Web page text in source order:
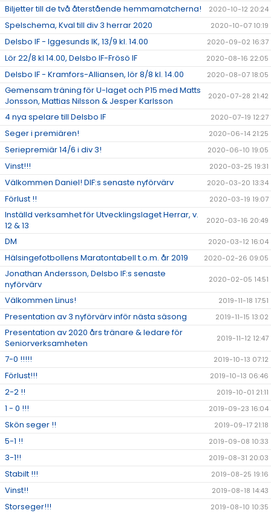
Biljetter till de två återstående hemmamatcherna! 2020-10-12 20:24
Spelschema, Kval till div 3 herrar 2020 2020-10-07 10:19
Delsbo IF - Iggesunds IK, 13/9 kl. 14.00 2020-09-02 16:37
Lör 22/8 kl 14.00, Delsbo IF-Frösö IF 2020-08-16 22:05
Delsbo IF - Kramfors-Alliansen, lör 8/8 kl. 14.00 2020-08-07 18:05
Gemensam träning för U-laget och P15 med Matts
Jonsson, Mattias Nilsson & Jesper Karlsson
2020-07-28 21:42
4 nya spelare till Delsbo IF 2020-07-19 12:27
Seger i premiären! 2020-06-14 21:25
Seriepremiär 14/6 i div 3! 2020-06-10 19:05
Vinst!!! 2020-03-25 19:31
Välkommen Daniel! DIF:s senaste nyförvärv 2020-03-20 13:34
Förlust !! 2020-03-19 19:07
Inställd verksamhet för Utvecklingslaget Herrar, v.
12 & 13
2020-03-16 20:49
DM 2020-03-12 16:04
Hälsingefotbollens Maratontabell t.o.m. år 2019 2020-02-26 09:05
Jonathan Andersson, Delsbo IF:s senaste
nyförvärv
2020-02-05 14:51
Välkommen Linus! 2019-11-18 17:51
Presentation av 3 nyförvärv inför nästa säsong 2019-11-15 13:02
Presentation av 2020 års tränare & ledare för
Seniorverksamheten
2019-11-12 12:47
7-0 !!!!! 2019-10-13 07:12
Förlust!!! 2019-10-13 06:46
2-2 !! 2019-10-01 21:11
1 - 0 !!! 2019-09-23 16:04
Skön seger !! 2019-09-17 21:18
5-1 !! 2019-09-08 10:33
3-1!! 2019-08-31 20:03
Stabilt !!! 2019-08-25 19:16
Vinst!! 2019-08-18 14:43
Storseger!!! 2019-08-10 10:35